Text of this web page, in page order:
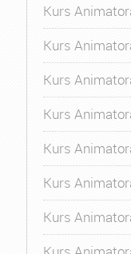
Kurs
Kurs
Kurs
Kurs
Kurs
Kurs
Kurs